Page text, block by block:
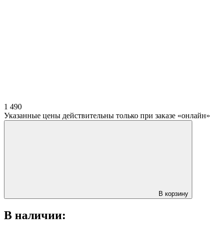
1 490
Указанные цены действительны только при заказе «онлайн»
В корзину
В наличии: